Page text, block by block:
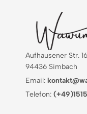
Aufhausener Str. 16
94436 Simbach
Email:
Telefon: